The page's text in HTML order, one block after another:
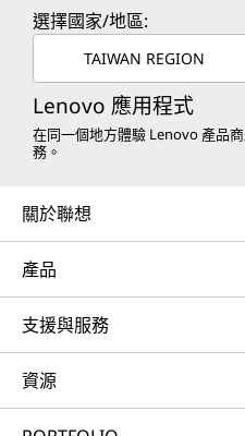
選擇國家/地區:
TAIWAN REGION
Lenovo 應用程式
在同一個地方體驗 Lenovo 產品
務。
關於聯想
產品
支援與服務
資源